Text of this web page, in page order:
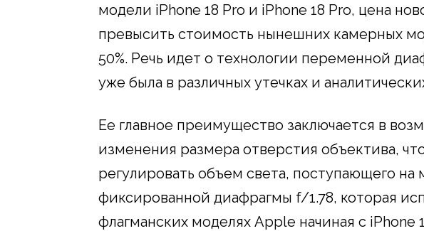
модели iPhone 18 Pro и iPhone 18 Pro, цена
превысить стоимость нынешних камерных
50%. Речь идет о технологии переменной
уже была в различных утечках и
Ее главное преимущество заключается в
изменения размера отверстия объектива,
регулировать объем света, поступающего на
фиксированной диафрагмы f/1.78, которая
флагманских моделях Apple начиная с iPhone